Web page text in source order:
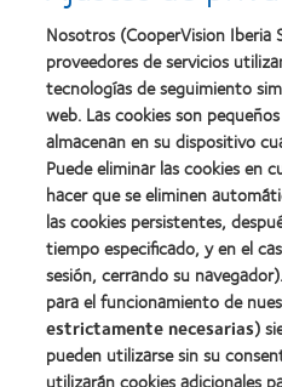
información sin compromiso.
Nosotros (CooperVision Iberia
proveedores de servicios
tecnologías de seguimiento
web. Las cookies son
almacenan en su dispositivo
Puede eliminar las cookies en
hacer que se eliminen
las cookies persistentes,
tiempo especificado, y en el
sesión, cerrando su
para el funcionamiento de
estrictamente necesarias)
pueden utilizarse sin su
utilizarán cookies adicionales